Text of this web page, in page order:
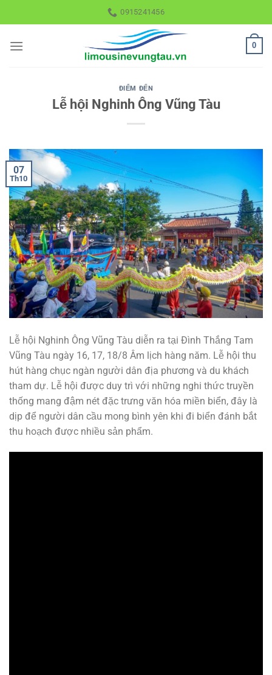
to
0915241456
0
ĐIỂM ĐẾN
Lễ hội Nghinh Ông Vũng Tàu
07
Th10
Lễ hội Nghinh Ông Vũng Tàu diễn ra tại Đình Thắng Tam
Vũng Tàu ngày 16, 17, 18/8 Âm lịch hàng năm. Lễ hội thu
hút hàng chục ngàn người dân địa phương và du khách
tham dự. Lễ hội được duy trì với những nghi thức truyền
thống mang đậm nét đặc trưng văn hóa miền biển, đây là
dịp để người dân cầu mong bình yên khi đi biển đánh bắt
thu hoạch được nhiều sản phẩm.